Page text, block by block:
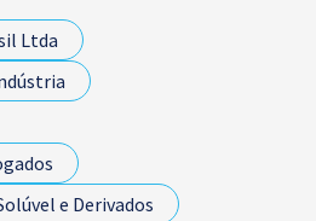
Ltda
e Derivados